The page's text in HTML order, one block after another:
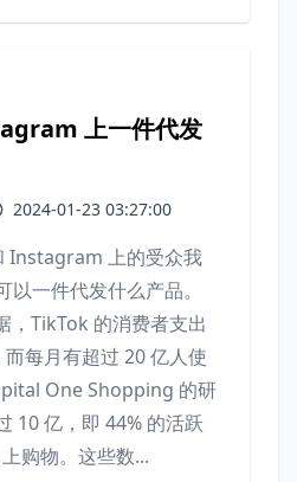
上一件代发
2024-01-23 03:27:00
Instagram 上的受众我
一件代发什么产品。
，TikTok 的消费者支出
每月有超过 20 亿人使
One Shopping 的研
10 亿，即 44% 的活跃
购物。这些数...